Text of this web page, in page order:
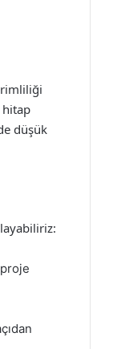
hitap
düşük